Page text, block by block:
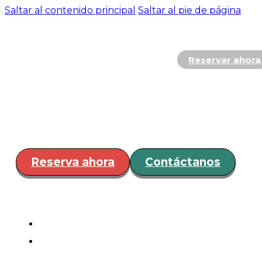
Saltar al contenido principal Saltar al pie de página
Reservar ahora
Restaurante y
Reserva ahora Contáctanos